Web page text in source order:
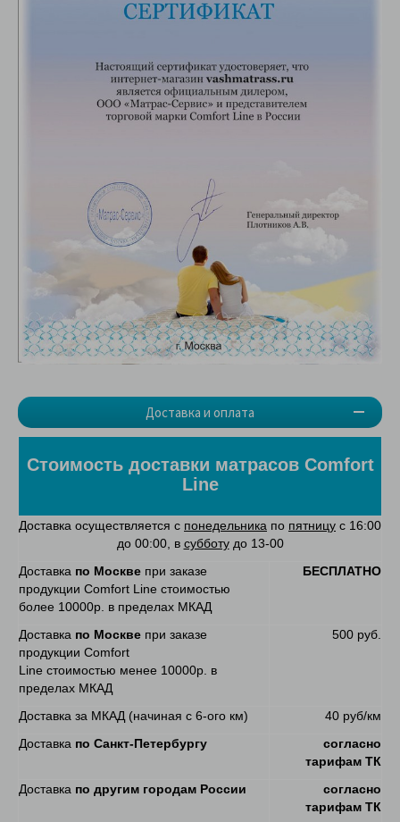
Доставка и оплата
Стоимость доставки матрасов Comfort
Line
Доставка осуществляется с понедельника по пятницу с 16:00
до 00:00, в субботудо 13-00
Доставка по Москве при заказе
продукции Comfort Line стоимостью
более 10000р. в пределах МКАД
БЕСПЛАТНО
Доставка по Москве при заказе
продукции Comfort
Line стоимостью менее 10000р. в
пределах МКАД
500 руб.
Доставка за МКАД (начиная с 6-ого км)
40 руб/км
Доставка по Санкт-Петербургу
согласно
тарифам ТК
Доставка по другим городам России
согласно
тарифам ТК